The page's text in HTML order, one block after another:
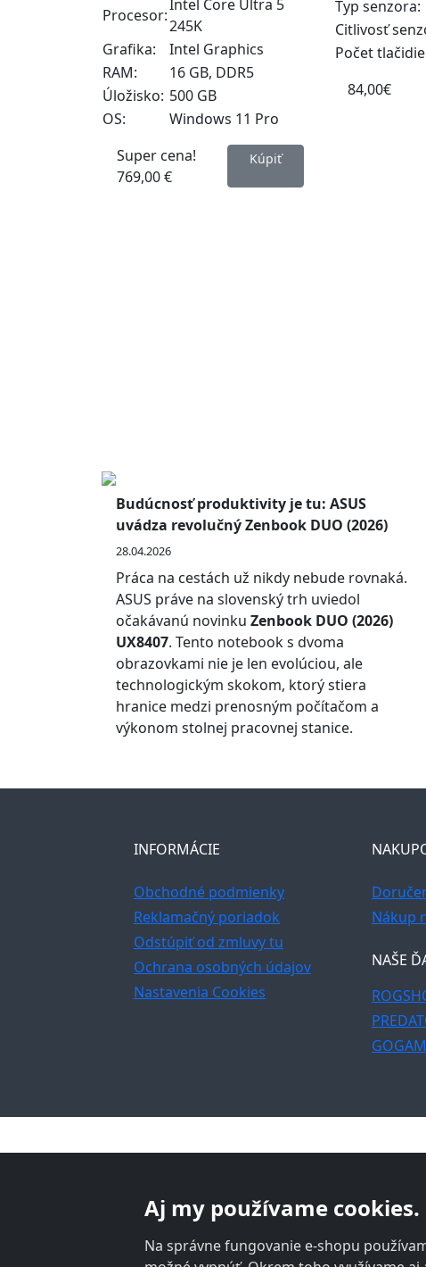
Procesor:
Intel Core Ultra 5
245K
Grafika:
Intel Graphics
RAM:
16 GB, DDR5
Úložisko: 500 GB
OS:
Windows 11 Pro
Super cena!
769,00 €
Kúpiť
Typ senzora:
Citlivosť
Počet
84,00€
Budúcnosť produktivity je tu: ASUS
uvádza revolučný Zenbook DUO (2026)
28.04.2026
Práca na cestách už nikdy nebude rovnaká.
ASUS práve na slovenský trh uviedol
očakávanú novinku Zenbook DUO (2026)
UX8407. Tento notebook s dvoma
obrazovkami nie je len evolúciou, ale
technologickým skokom, ktorý stiera
hranice medzi prenosným počítačom a
výkonom stolnej pracovnej stanice.
INFORMÁCIE
Obchodné podmienky
Reklamačný poriadok
Odstúpiť od zmluvy tu
Ochrana osobných údajov
Nastavenia Cookies
Nákup
NAŠE
Aj my používame cookies.
Na správne fungovanie e-shopu